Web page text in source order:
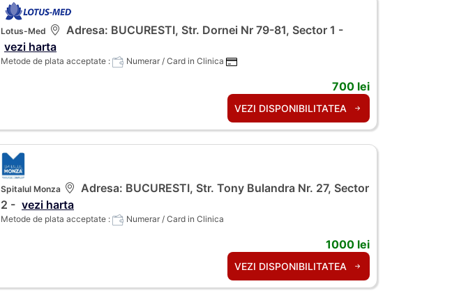
Lotus-Med
Adresa: BUCURESTI, Str. Dornei Nr 79-81, Sector 1 -
vezi harta
Metode de plata acceptate : Numerar / Card in Clinica
700 lei
VEZI DISPONIBILITATEA
Spitalul Monza
Adresa: BUCURESTI, Str. Tony Bulandra Nr. 27, Sector
2 - vezi harta
Metode de plata acceptate : Numerar / Card in Clinica
1000 lei
VEZI DISPONIBILITATEA